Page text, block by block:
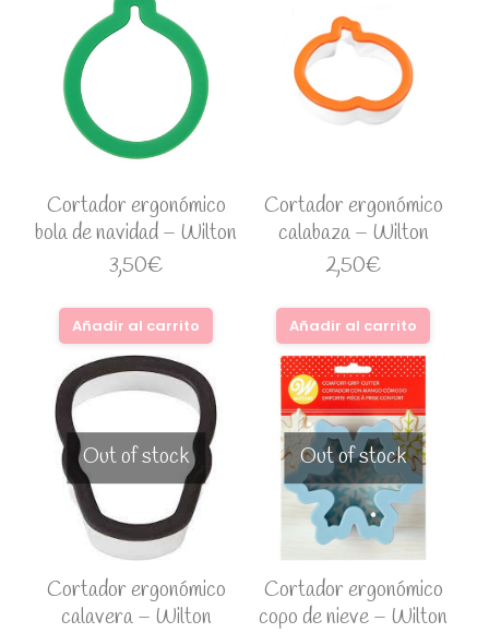
Cortador ergonómico
bola de navidad – Wilton
3,50€
Añadir al carrito
Cortador ergonómico
calabaza – Wilton
2,50€
Añadir al carrito
Out of stock
Cortador ergonómico
calavera – Wilton
Out of stock
Cortador ergonómico
copo de nieve – Wilton